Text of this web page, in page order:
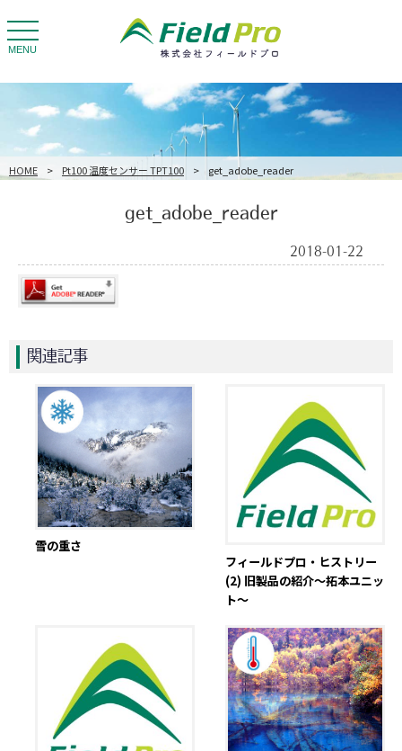
toggle
navigation
MENU
HOME > Pt100 温度センサー TPT100 > get_adobe_reader
get_adobe_reader
2018-01-22
関連記事
雪の重さ
フィールドプロ・ヒストリー
(2) 旧製品の紹介～拓本ユニッ
ト～